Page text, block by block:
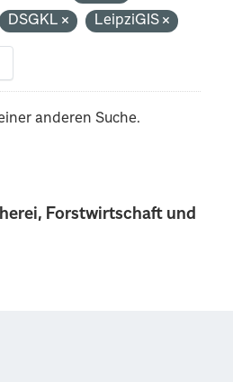
Forstwirtschaft und
DSGKL LeipziGIS
anderen Suche.